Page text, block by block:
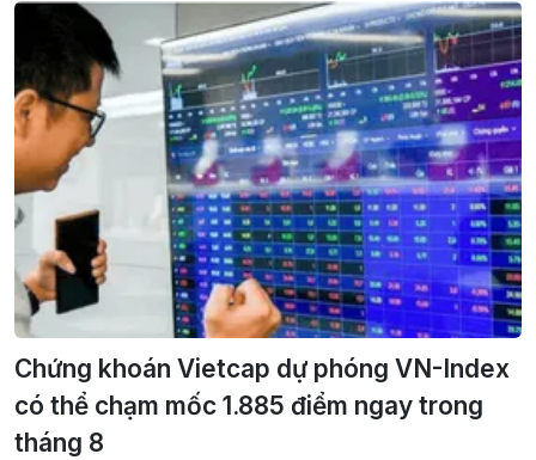
Chứng khoán Vietcap dự phóng VN-Index
có thể chạm mốc 1.885 điểm ngay trong
tháng 8